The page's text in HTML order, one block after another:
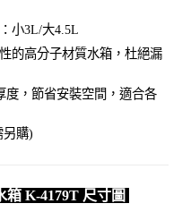
小3L/大4.5L
的高分子材質水箱，杜絕漏
度，節省安裝空間，適合各
另購)
K-4179T 尺寸圖